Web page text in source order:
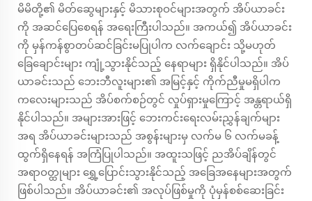
မိမိတို့၏ မိတ်ဆွေများနှင့် မိသားစုဝင်များအတွက် အိပ်ယာခင်း
ကို အဆင်ပြေစေရန် အရေးကြီးပါသည်။ အကယ်၍ အိပ်ယာခင်း
ကို မှန်ကန်စွာတပ်ဆင်ခြင်းမပြုပါက လက်ချောင်း သို့မဟုတ်
ခြေချောင်းများ ကျုံ့သွားနိုင်သည့် နေရာများ ရှိနိုင်ပါသည်။ အိပ်
ယာခင်းသည် ဘေးဘီလူးများ၏ အမြင့်နှင့် ကိုက်ညီမှုမရှိပါက
ကလေးများသည် အိပ်စက်စဉ်တွင် လှုပ်ရှားမှုကြောင့် အန္တရာယ်ရှိ
နိုင်ပါသည်။ အများအားဖြင့် ဘေးကင်းရေးလမ်းညွှန်ချက်များ
အရ အိပ်ယာခင်းများသည် အစွန်းများမှ လက်မ ၆ လက်မခန့်
ထွက်ရှိနေရန် အကြံပြုပါသည်။ အထူးသဖြင့် ညအိပ်ချိန်တွင်
အရာဝတ္ထုများ ရွှေ့ပြောင်းသွားနိုင်သည့် အခြေအနေများအတွက်
ဖြစ်ပါသည်။ အိပ်ယာခင်း၏ အလုပ်ဖြစ်မှုကို ပုံမှန်စစ်ဆေးခြင်း